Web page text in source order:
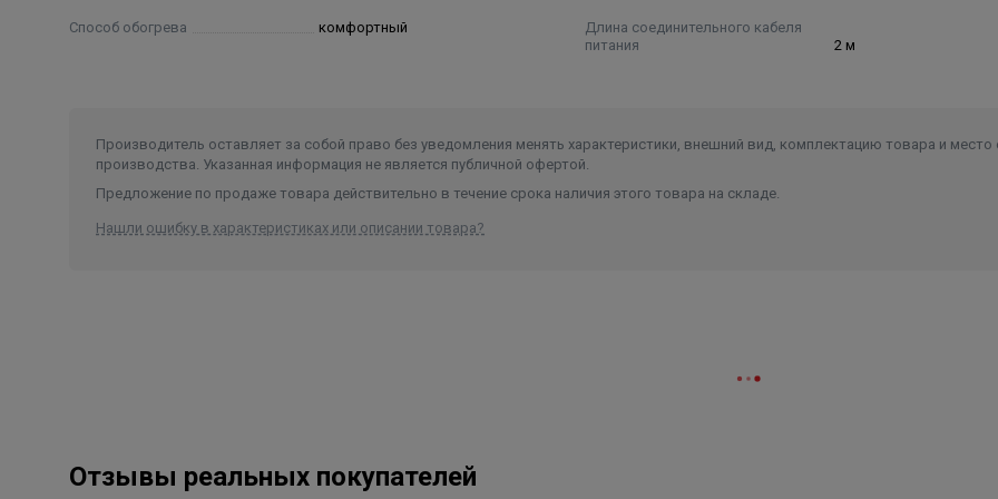
Руководство по эксплуатации
Способ обогрева комфортный
Длина соединительного кабеля
питания
2 м
Производитель оставляет за собой право без уведомления менять характеристики, внешний вид, комплектацию товара и место
производства. Указанная информация не является публичной офертой.
Предложение по продаже товара действительно в течение срока наличия этого товара на складе.
Нашли ошибку в характеристиках или описании товара?
Отзывы реальных покупателей